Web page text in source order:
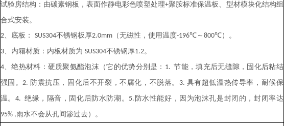
试验房结构： 由碳素钢板，表面作静电彩色喷塑处理+聚胺标准保温板 、型材模块化结构组
合式安装。
2、 底板： SUS304不锈钢板厚2.0mm（无磁性，使用温度-196℃～ 800℃）。
3、内箱材质：内板材质为 SUS304不锈钢厚1.2。
4、绝热材料：硬质聚氨酯泡沫（它的优势分别是： 1. 节能，填充后无缝隙，固化后粘结
强固。2. 防震抗压，固化后不开裂，不腐化，不脱落。 3. 具有超低温热传导率，耐候保
温。 4. 绝缘，隔音，固化后防水防潮。 5. 防水性能好，因为泡沫孔是封闭的，封闭率达
95% ,雨水不会从孔间渗过去）。